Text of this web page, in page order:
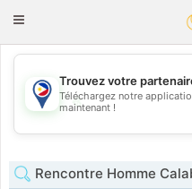
Toggle
💖
💕
Trouvez votre
Téléchargez notre
maintenant !
Rencontre Homme